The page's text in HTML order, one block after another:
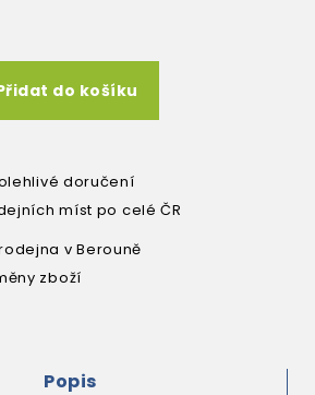
do košíku
doručení
míst po celé ČR
v Berouně
zboží
Popis